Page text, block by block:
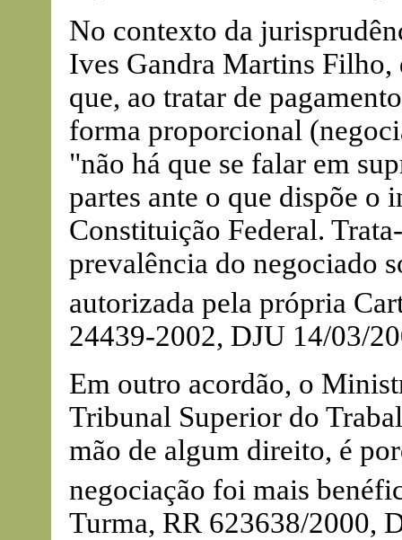
No contexto da
Ives Gandra Martins
que, ao tratar de
forma proporcional
"não há que se falar em
partes ante o que dispõe
Constituição Federal.
prevalência do negociado
autorizada pela própria
24439-2002, DJU 14/03/
Em outro acordão, o
Tribunal Superior do
mão de algum direito, é
negociação foi mais
Turma, RR 623638/2000,